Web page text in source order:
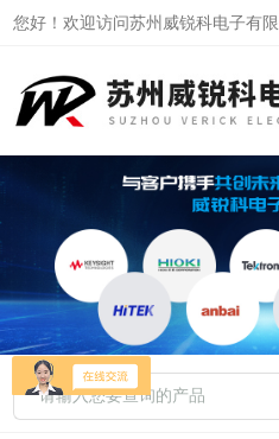
您好！欢迎访问苏州威锐科电子有限